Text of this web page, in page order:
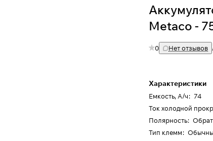
Metaco -
0 Нет отзывов
Характеристики
Емкость, А/ч: 74
Ток холодной
Полярность:
Тип клемм: